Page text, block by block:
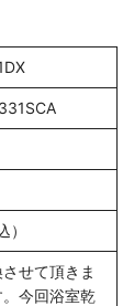
せて頂きま
今回浴室乾